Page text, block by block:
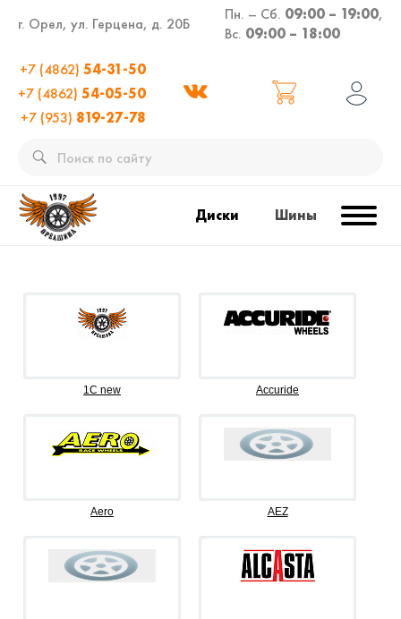
г. Орел, ул. Герцена, д. 20Б
Пн. – Сб. 09:00 – 19:00,
Вс. 09:00 – 18:00
+7 (4862) 54-31-50
+7 (4862) 54-05-50
+7 (953) 819-27-78
Диски Шины
1C new Accuride
Aero AEZ